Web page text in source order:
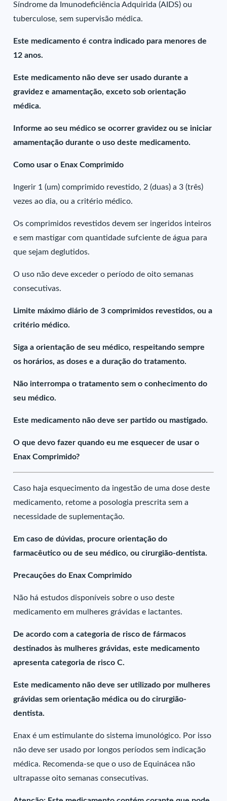
Síndrome da Imunodeficiência Adquirida (AIDS) ou
tuberculose, sem supervisão médica.
Este medicamento é contra indicado para menores de
12 anos.
Este medicamento não deve ser usado durante a
gravidez e amamentação, exceto sob orientação
médica.
Informe ao seu médico se ocorrer gravidez ou se iniciar
amamentação durante o uso deste medicamento.
Como usar o Enax Comprimido
Ingerir 1 (um) comprimido revestido, 2 (duas) a 3 (três)
vezes ao dia, ou a critério médico.
Os comprimidos revestidos devem ser ingeridos inteiros
e sem mastigar com quantidade sufciente de água para
que sejam deglutidos.
O uso não deve exceder o período de oito semanas
consecutivas.
Limite máximo diário de 3 comprimidos revestidos, ou a
critério médico.
Siga a orientação de seu médico, respeitando sempre
os horários, as doses e a duração do tratamento.
Não interrompa o tratamento sem o conhecimento do
seu médico.
Este medicamento não deve ser partido ou mastigado.
O que devo fazer quando eu me esquecer de usar o
Enax Comprimido?
Caso haja esquecimento da ingestão de uma dose deste
medicamento, retome a posologia prescrita sem a
necessidade de suplementação.
Em caso de dúvidas, procure orientação do
farmacêutico ou de seu médico, ou cirurgião-dentista.
Precauções do Enax Comprimido
Não há estudos disponíveis sobre o uso deste
medicamento em mulheres grávidas e lactantes.
De acordo com a categoria de risco de fármacos
destinados às mulheres grávidas, este medicamento
apresenta categoria de risco C.
Este medicamento não deve ser utilizado por mulheres
grávidas sem orientação médica ou do cirurgião-
dentista.
Enax é um estimulante do sistema imunológico. Por isso
não deve ser usado por longos períodos sem indicação
médica. Recomenda-se que o uso de Equinácea não
ultrapasse oito semanas consecutivas.